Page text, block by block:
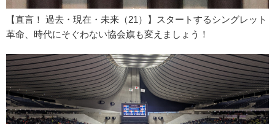
【直言！ 過去・現在・未来（21）】スタートするシングレット
革命、時代にそぐわない協会旗も変えましょう！